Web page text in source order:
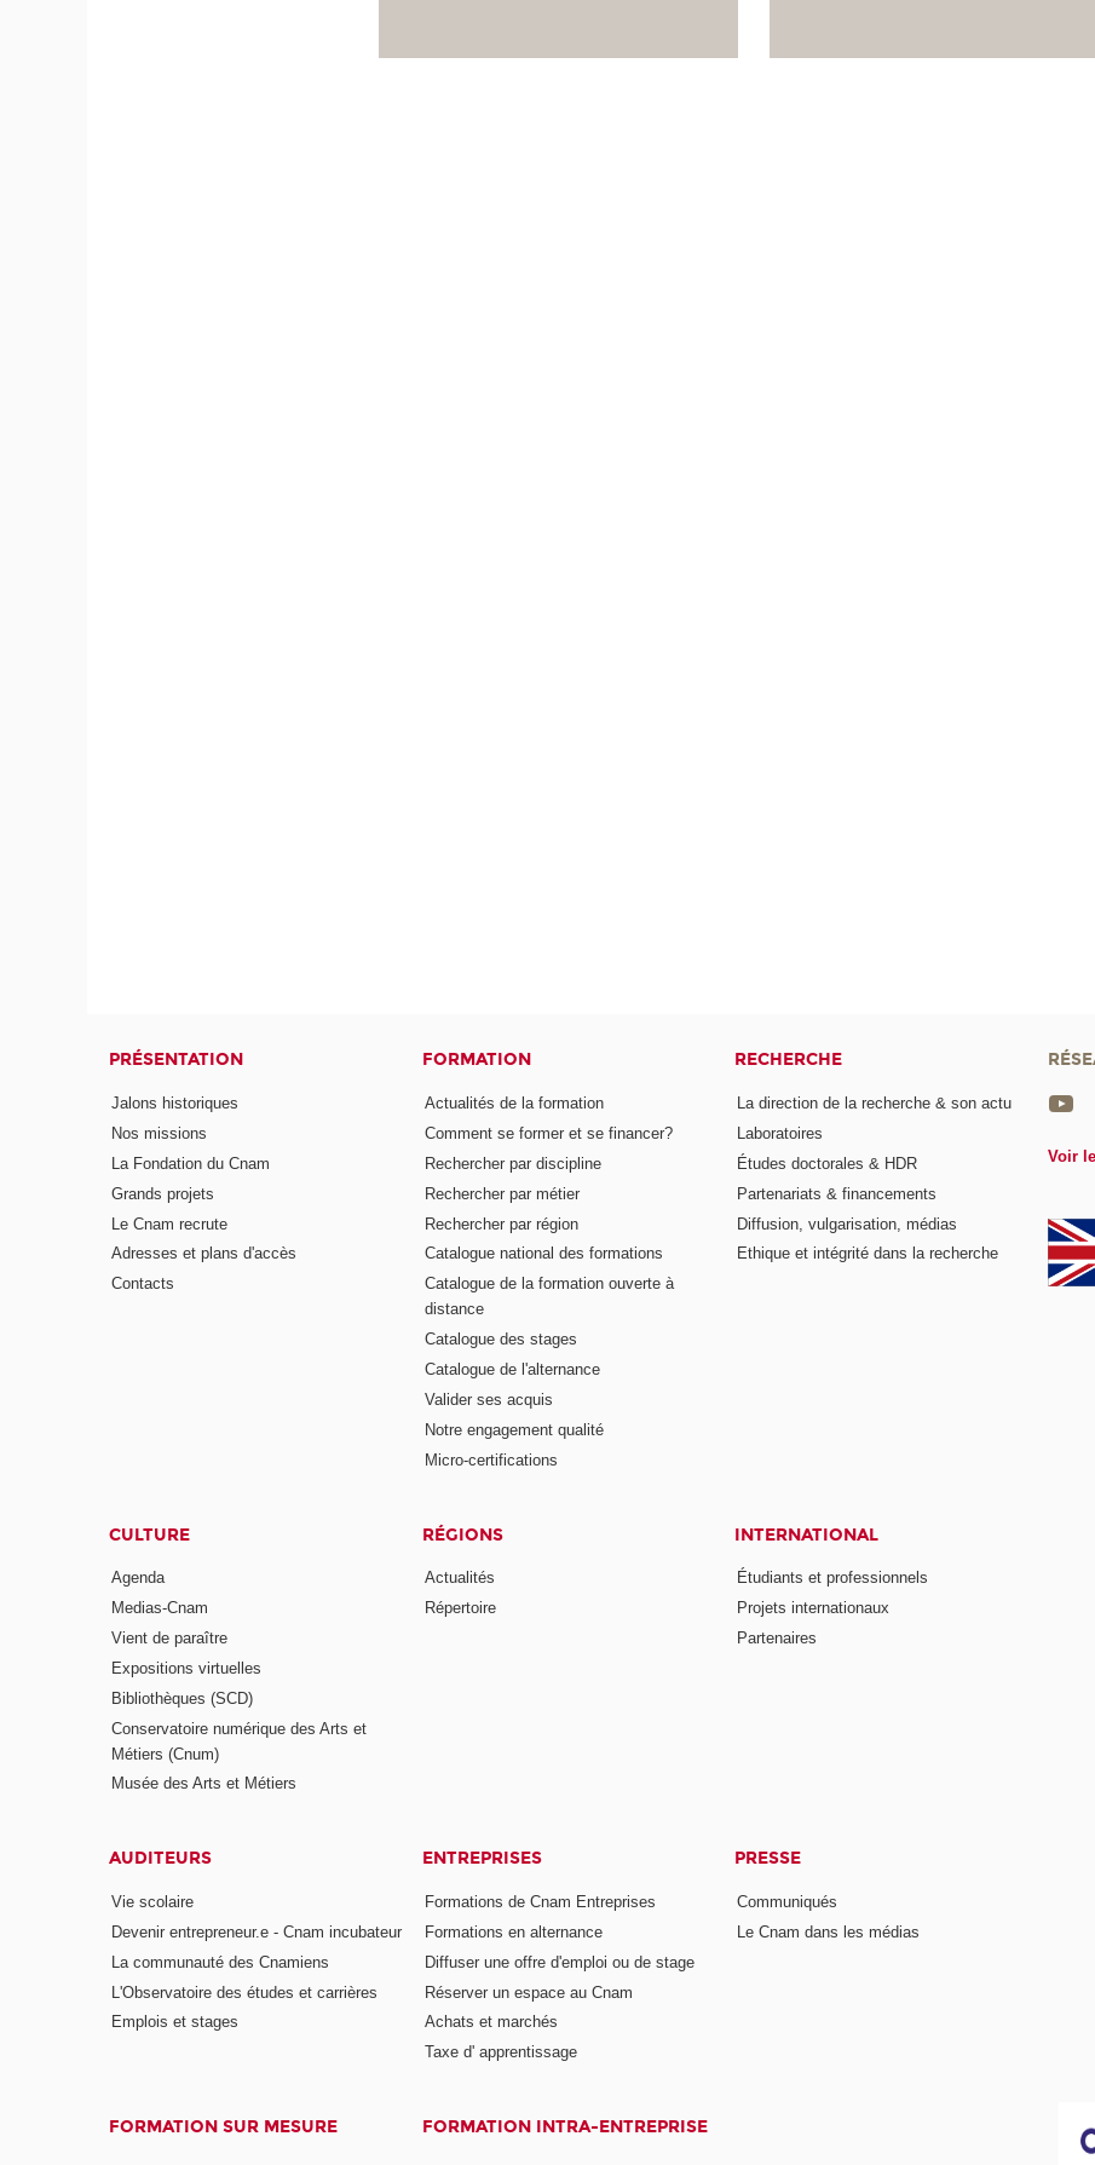
PRÉSENTATION
Jalons historiques
Nos missions
La Fondation du Cnam
Grands projets
Le Cnam recrute
Adresses et plans d'accès
Contacts
FORMATION
Actualités de la formation
Comment se former et se financer?
Rechercher par discipline
Rechercher par métier
Rechercher par région
Catalogue national des formations
Catalogue de la formation ouverte à
distance
Catalogue des stages
Catalogue de l'alternance
Valider ses acquis
Notre engagement qualité
Micro-certifications
RECHERCHE
La direction de la recherche & son actu
Laboratoires
Études doctorales & HDR
Partenariats & financements
Diffusion, vulgarisation, médias
Ethique et intégrité dans la recherche
CULTURE
Agenda
Medias-Cnam
Vient de paraître
Expositions virtuelles
Bibliothèques (SCD)
Conservatoire numérique des Arts et
Métiers (Cnum)
Musée des Arts et Métiers
RÉGIONS
Actualités
Répertoire
INTERNATIONAL
Étudiants et professionnels
Projets internationaux
Partenaires
AUDITEURS
Vie scolaire
Devenir entrepreneur.e - Cnam incubateur
La communauté des Cnamiens
L'Observatoire des études et carrières
Emplois et stages
ENTREPRISES
Formations de Cnam Entreprises
Formations en alternance
Diffuser une offre d'emploi ou de stage
Réserver un espace au Cnam
Achats et marchés
Taxe d' apprentissage
PRESSE
Communiqués
Le Cnam dans les médias
FORMATION SUR MESURE FORMATION INTRA-ENTREPRISE
Voir